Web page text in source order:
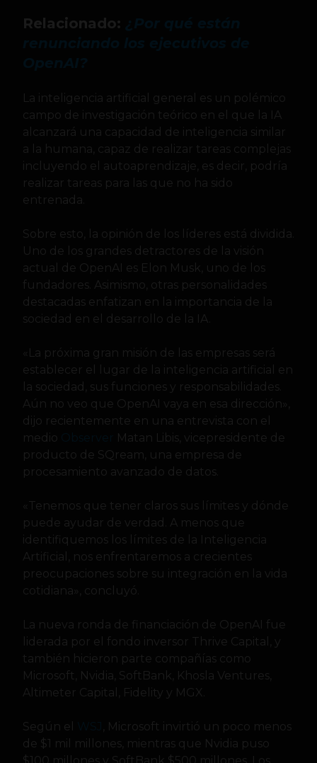
Relacionado:
La inteligencia artificial general es un polémico
campo de investigación teórico en el que la IA
alcanzará una capacidad de inteligencia similar
a la humana, capaz de realizar tareas complejas
incluyendo el autoaprendizaje, es decir, podría
realizar tareas para las que no ha sido
entrenada.
Sobre esto, la opinión de los líderes está dividida.
Uno de los grandes detractores de la visión
actual de OpenAI es Elon Musk, uno de los
fundadores. Asimismo, otras personalidades
destacadas enfatizan en la importancia de la
sociedad en el desarrollo de la IA.
«La próxima gran misión de las empresas será
establecer el lugar de la inteligencia artificial en
la sociedad, sus funciones y responsabilidades.
Aún no veo que OpenAI vaya en esa dirección»,
dijo recientemente en una entrevista con el
medio
Matan Libis, vicepresidente de
producto de SQream, una empresa de
procesamiento avanzado de datos.
«Tenemos que tener claros sus límites y dónde
puede ayudar de verdad. A menos que
identifiquemos los límites de la Inteligencia
Artificial, nos enfrentaremos a crecientes
preocupaciones sobre su integración en la vida
cotidiana», concluyó.
La nueva ronda de financiación de OpenAI fue
liderada por el fondo inversor Thrive Capital, y
también hicieron parte compañías como
Microsoft, Nvidia, SoftBank, Khosla Ventures,
Altimeter Capital, Fidelity y MGX.
Según el
, Microsoft invirtió un poco menos
de $1 mil millones, mientras que Nvidia puso